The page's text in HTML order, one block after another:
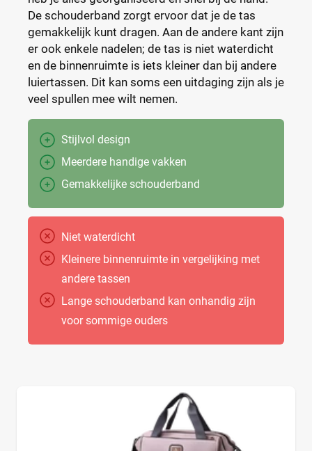
De schouderband zorgt ervoor dat je de tas
gemakkelijk kunt dragen. Aan de andere kant zijn
er ook enkele nadelen; de tas is niet waterdicht
en de binnenruimte is iets kleiner dan bij andere
luiertassen. Dit kan soms een uitdaging zijn als je
veel spullen mee wilt nemen.
Stijlvol design
Meerdere handige vakken
Gemakkelijke schouderband
Niet waterdicht
Kleinere binnenruimte in vergelijking met
andere tassen
Lange schouderband kan onhandig zijn
voor sommige ouders